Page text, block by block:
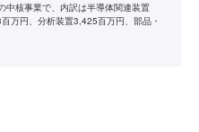
中核事業で、内訳は半導体関連装置
万円、分析装置3,425百万円、部品・